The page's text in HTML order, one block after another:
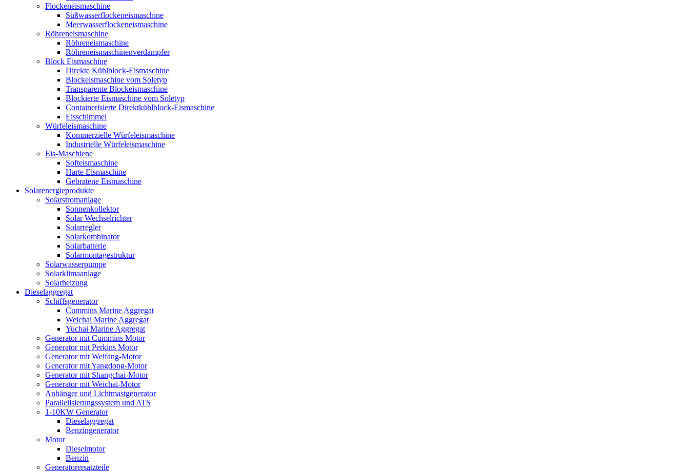
Flockeneismaschine
Süßwasserflockeneismaschine
Meerwasserflockeneismaschine
Röhreneismaschine
Röhreneismaschine
Röhreneismaschinenverdampfer
Block Eismaschine
Direkte Kühlblock-Eismaschine
Blockeismaschine vom Soletyp
Transparente Blockeismaschine
Blockierte Eismaschine vom Soletyp
Containerisierte Direktkühlblock-Eismaschine
Eisschimmel
Würfeleismaschine
Kommerzielle Würfeleismaschine
Industrielle Würfeleismaschine
Eis-Maschiene
Softeismaschine
Harte Eismaschine
Gebratene Eismaschine
Solarenergieprodukte
Solarstromanlage
Sonnenkollektor
Solar Wechselrichter
Solarregler
Solarkombinator
Solarbatterie
Solarmontagestruktur
Solarwasserpumpe
Solarklimaanlage
Solarheizung
Dieselaggregat
Schiffsgenerator
Cummins Marine Aggregat
Weichai Marine Aggregat
Yuchai Marine Aggregat
Generator mit Cummins Motor
Generator mit Perkins Motor
Generator mit Weifang-Motor
Generator mit Yangdong-Motor
Generator mit Shangchai-Motor
Generator mit Weichai-Motor
Anhänger und Lichtmastgenerator
Parallelisierungssystem und ATS
1-10KW Generator
Dieselaggregat
Benzingenerator
Motor
Dieselmotor
Benzin
Generatorersatzteile